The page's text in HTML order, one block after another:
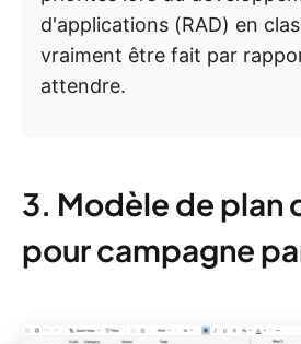
d'applications (RAD) en
vraiment être fait par
attendre.
3. Modèle de plan
pour campagne